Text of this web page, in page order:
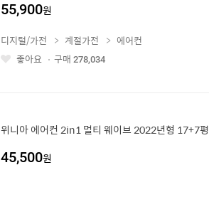
55,900원
좋
디지털/가전 계절가전
에어컨
좋아요
구매 278,034
위니아 에어컨 2in1 멀티 웨이브 2022년형 17+7
45,500원